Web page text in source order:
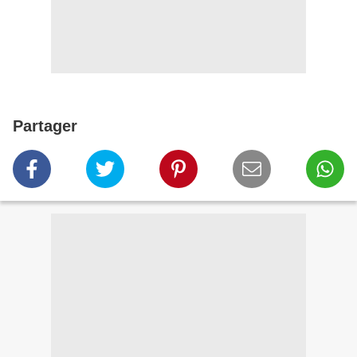
Partager